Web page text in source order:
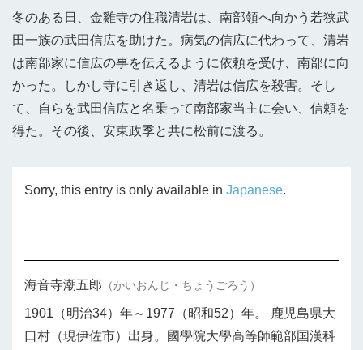
冬のある日、金雞寺の住職清岩は、南部領へ向かう若狭武
田一族の武田信広を助けた。病気の信広に代わって、清岩
は南部家に信広の事を伝えるように依頼を受け、南部に向
かった。しかし寺に引き返し、清岩は信広を殺害。そし
て、自らを武田信広と名乗って南部家当主に会い、信頼を
得た。その後、安東政季と共に松前に渡る。
Sorry, this entry is only available in Japanese.
海音寺潮五郎 （かいおんじ・ちょうごろう）
1901（明治34）年～1977（昭和52）年。 鹿児島県大
口村（現伊佐市）出身。國學院大學高等師範部国漢科